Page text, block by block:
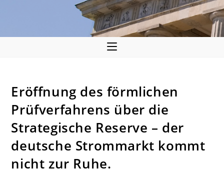
Eröffnung des förmlichen
Prüfverfahrens über die
Strategische Reserve – der
deutsche Strommarkt kommt
nicht zur Ruhe.